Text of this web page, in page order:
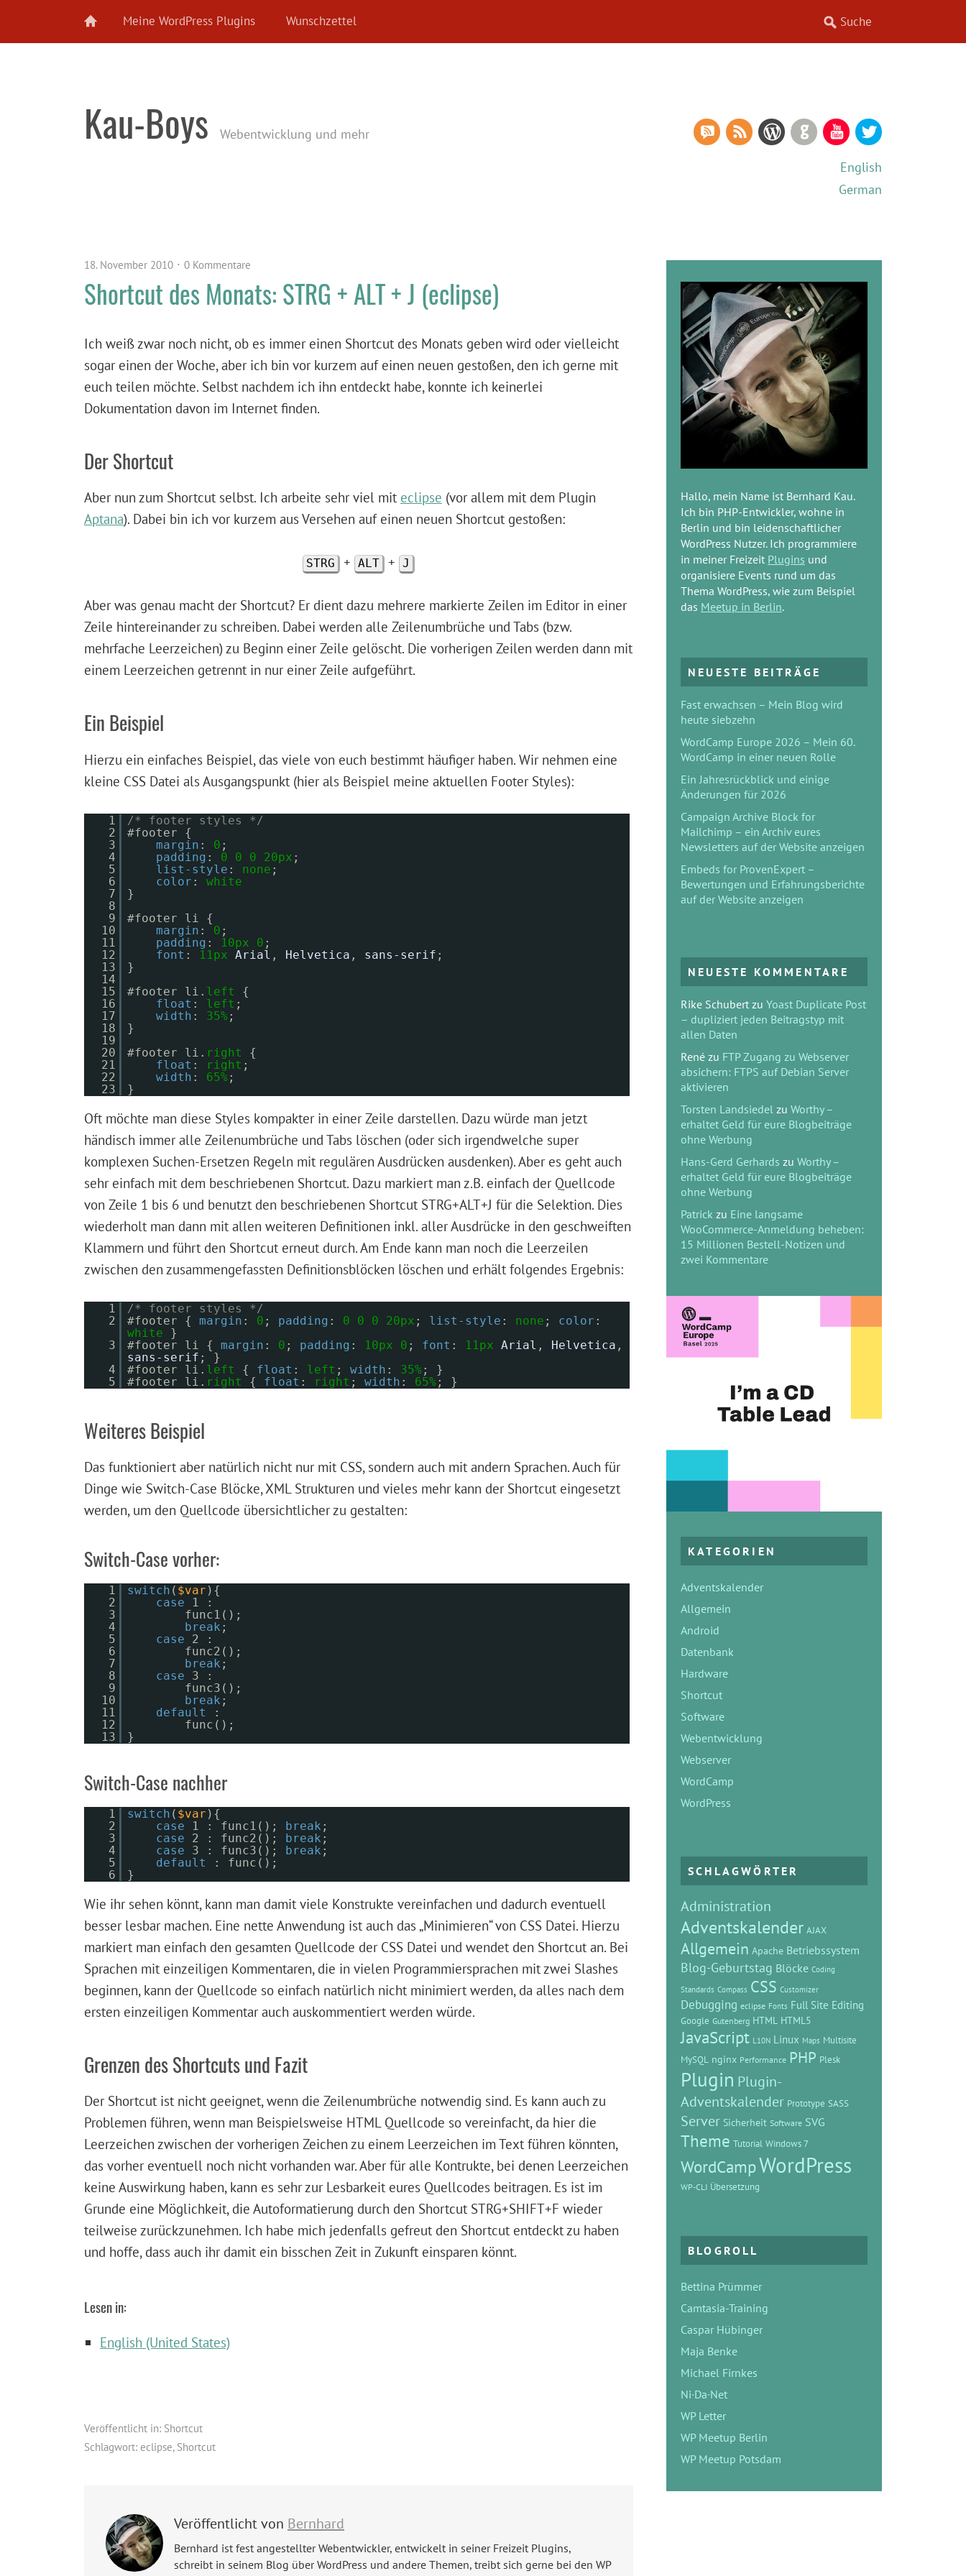
Meine WordPress Plugins Wunschzettel
Kau-Boys Webentwicklung und mehr YouTube
GitHub
WordPress
RSS Feed
RSS Comments
English
German
18. November 2010 0 Kommentare
Shortcut des Monats: STRG + ALT + J (eclipse)
Ich weiß zwar noch nicht, ob es immer einen Shortcut des Monats geben wird oder vielleicht
sogar einen der Woche, aber ich bin vor kurzem auf einen neuen gestoßen, den ich gerne mit
euch teilen möchte. Selbst nachdem ich ihn entdeckt habe, konnte ich keinerlei
Dokumentation davon im Internet finden.
Der Shortcut
Aber nun zum Shortcut selbst. Ich arbeite sehr viel mit eclipse (vor allem mit dem Plugin
Aptana). Dabei bin ich vor kurzem aus Versehen auf einen neuen Shortcut gestoßen:
STRG + ALT + J
Aber was genau macht der Shortcut? Er dient dazu mehrere markierte Zeilen im Editor in einer
Zeile hintereinander zu schreiben. Dabei werden alle Zeilenumbrüche und Tabs (bzw.
mehrfache Leerzeichen) zu Beginn einer Zeile gelöscht. Die vorherigen Zeilen werden dann mit
einem Leerzeichen getrennt in nur einer Zeile aufgeführt.
Ein Beispiel
Hierzu ein einfaches Beispiel, das viele von euch bestimmt häufiger haben. Wir nehmen eine
kleine CSS Datei als Ausgangspunkt (hier als Beispiel meine aktuellen Footer Styles):
1
/* footer styles */
2
#footer {
3
margin : 0 ;
4
padding : 0 0 0 20px ;
5
list-style : none ;
6
color : white
7
}
8
9
#footer li {
10
margin : 0 ;
11
padding : 10px 0 ;
12
font : 11px Arial , Helvetica , sans-serif ;
13
}
14
15
#footer li. left
{
16
float : left ;
17
width : 35%;
18
}
19
20
#footer li. right
{
21
float : right ;
22
width : 65%;
23
}
Oft möchte man diese Styles kompakter in einer Zeile darstellen. Dazu würde man jetzt
händisch immer alle Zeilenumbrüche und Tabs löschen (oder sich irgendwelche super
komplexen Suchen-Ersetzen Regeln mit regulären Ausdrücken ausdenken). Aber es geht auch
sehr einfach mit dem beschriebenen Shortcut. Dazu markiert man z.B. einfach der Quellcode
von Zeile 1 bis 6 und benutzt den beschriebenen Shortcut STRG+ALT+J für die Selektion. Dies
wiederholt man dann mit allen weiteren Definitionen inkl. aller Ausdrücke in den geschweiften
Klammern und führt den Shortcut erneut durch. Am Ende kann man noch die Leerzeilen
zwischen den zusammengefassten Definitionsblöcken löschen und erhält folgendes Ergebnis:
1
/* footer styles */
2
#footer { margin : 0 ; padding : 0 0 0 20px ; list-style : none ; color :
white
}
3
#footer li { margin : 0 ; padding : 10px 0 ; font : 11px Arial , Helvetica ,
sans-serif ; }
4
#footer li. left { float : left ; width : 35%; }
5
#footer li. right { float : right ; width : 65%; }
Weiteres Beispiel
Das funktioniert aber natürlich nicht nur mit CSS, sondern auch mit andern Sprachen. Auch für
Dinge wie Switch-Case Blöcke, XML Strukturen und vieles mehr kann der Shortcut eingesetzt
werden, um den Quellcode übersichtlicher zu gestalten:
Switch-Case vorher:
1 switch ( $var ){
2
case
1 :
3
func1();
4
break ;
5
case
2 :
6
func2();
7
break ;
8
case
3 :
9
func3();
10
break ;
11
default
:
12
func();
13
}
Switch-Case nachher
1 switch ( $var ){
2
case 1 : func1(); break ;
3
case 2 : func2(); break ;
4
case 3 : func3(); break ;
5
default
: func();
6
}
Wie ihr sehen könnt, kann man damit viele Konstrukte vereinfachen und dadurch eventuell
besser lesbar machen. Eine nette Anwendung ist auch das „Minimieren“ von CSS Datei. Hierzu
markiert man einfach den gesamten Quellcode der CSS Datei und wendet den Shortcut an. Bei
Sprachen mit einzeiligen Kommentaren, die in vielen Programmiersprachen mit zwei Slashes
beginnen, kann der Quellcode so einfach natürlich nicht minimiert werden, da alles nach dem
ersten einzeiligen Kommentar auch auskommentiert werden würde.
Grenzen des Shortcuts und Fazit
Der Shortcut ist nicht geeignet, wenn die Zeilenumbrüche notwendig sind. Es kann auch zu
Problemen führen, wenn man Beispielsweise HTML Quellcode so vereinfacht, da hier die
Leerzeichen zwischen der vorherigen Zeichen zu einem Leerzeichen im Text führen könnten,
das vorher eventuell noch nicht vorhanden war. Aber für alle Kontrukte, bei denen Leerzeichen
keine Auswirkung haben, kann es sehr zur Lesbarkeit eures Quellcodes beitragen. Es ist im
Grunde eine Möglichkeit, die Autoformatierung durch den Shortcut STRG+SHIFT+F wieder
teilweise zurückzunehmen. Ich habe mich jedenfalls gefreut den Shortcut entdeckt zu haben
und hoffe, dass auch ihr damit ein bisschen Zeit in Zukunft einsparen könnt.
Lesen in:
English (United States)
Veröffentlicht in: Shortcut
Schlagwort: eclipse, Shortcut
Veröffentlicht von Bernhard
Bernhard ist fest angestellter Webentwickler, entwickelt in seiner Freizeit Plugins,
schreibt in seinem Blog über WordPress und andere Themen, treibt sich gerne bei den WP
Hallo, mein Name ist Bernhard Kau.
Ich bin PHP-Entwickler, wohne in
Berlin und bin leidenschaftlicher
WordPress Nutzer. Ich programmiere
in meiner Freizeit Plugins und
organisiere Events rund um das
Thema WordPress, wie zum Beispiel
das Meetup in Berlin.
NEUESTE BEITRÄGE
Fast erwachsen – Mein Blog wird
heute siebzehn
WordCamp Europe 2026 – Mein 60.
WordCamp in einer neuen Rolle
Ein Jahresrückblick und einige
Änderungen für 2026
Campaign Archive Block for
Mailchimp – ein Archiv eures
Newsletters auf der Website anzeigen
Embeds for ProvenExpert –
Bewertungen und Erfahrungsberichte
auf der Website anzeigen
NEUESTE KOMMENTARE
Rike Schubert zu Yoast Duplicate Post
– dupliziert jeden Beitragstyp mit
allen Daten
René zu FTP Zugang zu Webserver
absichern: FTPS auf Debian Server
aktivieren
Torsten Landsiedel zu Worthy –
erhaltet Geld für eure Blogbeiträge
ohne Werbung
Hans-Gerd Gerhards zu Worthy –
erhaltet Geld für eure Blogbeiträge
ohne Werbung
Patrick zu Eine langsame
WooCommerce-Anmeldung beheben:
15 Millionen Bestell-Notizen und
zwei Kommentare
KATEGORIEN
Adventskalender
Allgemein
Android
Datenbank
Hardware
Shortcut
Software
Webentwicklung
Webserver
WordCamp
WordPress
SCHLAGWÖRTER
Administration
Adventskalender AJAX
Allgemein Apache Betriebssystem
Blog-Geburtstag Blöcke Coding
Standards Compass CSS Customizer
Debugging eclipse Fonts Full Site Editing
Google Gutenberg HTML HTML5
JavaScript L10N Linux Maps Multisite
MySQL nginx Performance PHP Plesk
Plugin Plugin-
Adventskalender Prototype SASS
Server Sicherheit Software SVG
Theme Tutorial Windows 7
WordCampWordPress
WP-CLI Übersetzung
BLOGROLL
Bettina Prümmer
Camtasia-Training
Caspar Hübinger
Maja Benke
Michael Firnkes
Ni·Da·Net
WP Letter
WP Meetup Berlin
WP Meetup Potsdam